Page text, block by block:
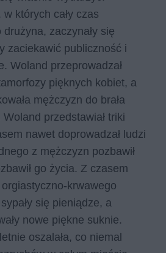
których cały czas
drużyna, zaczynały się
zaciekawić publiczność i
Woland przeprowadzał
pięknych kobiet, a
mężczyzn do brała
Woland przedstawiał triki
nawet doprowadzał ludzi
z mężczyzn pozbawił
go życia. Z czasem
krwawego
się pieniądze, a
nowe piękne suknie.
oszalała, co niemal